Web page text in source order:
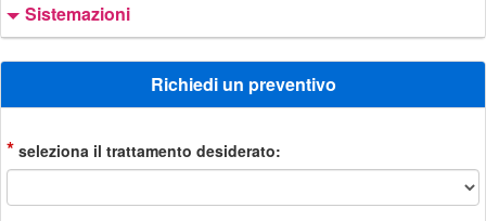
Sistemazioni
Richiedi un preventivo
* seleziona il trattamento desiderato: